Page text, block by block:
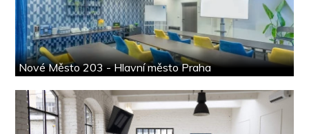
Nové Město 203 - Hlavní město Praha